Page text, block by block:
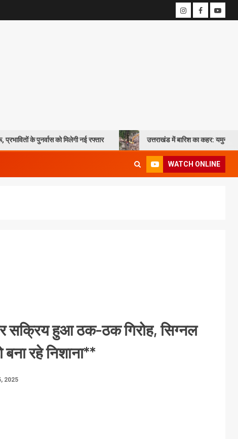
को मिलेगी नई रफ्तार उत्तराखंड में बारिश का कहर: यमुनोत्री और बदरीनाथ
WATCH ONLINE
सक्रिय हुआ ठक-ठक गिरोह, सिग्नल
बना रहे निशाना**
2025